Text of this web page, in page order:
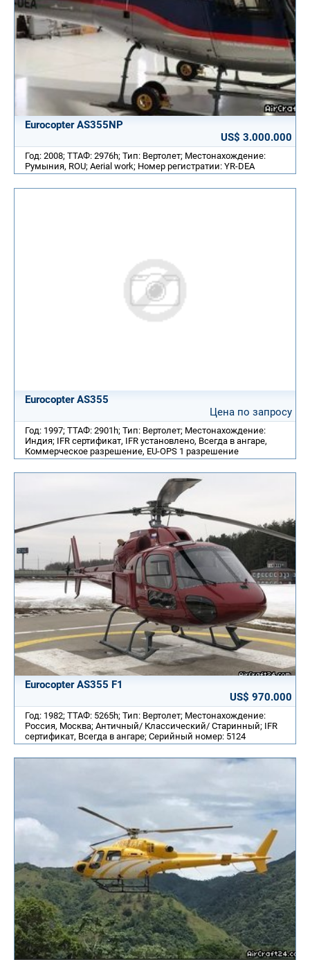
Eurocopter AS355NP
US$ 3.000.000
Год: 2008; ТТАФ: 2976h; Тип: Вертолет; Местонахождение:
Румыния, ROU; Aerial work; Номер регистратии: YR-DEA
Eurocopter AS355
Цена по запросу
Год: 1997; ТТАФ: 2901h; Тип: Вертолет; Местонахождение:
Индия; IFR сертификат, IFR установлено, Всегда в ангаре,
Коммерческое разрешение, EU-OPS 1 разрешение
Eurocopter AS355 F1
US$ 970.000
Год: 1982; ТТАФ: 5265h; Тип: Вертолет; Местонахождение:
Россия, Москва; Античный/ Классический/ Старинный; IFR
сертификат, Всегда в ангаре; Серийный номер: 5124